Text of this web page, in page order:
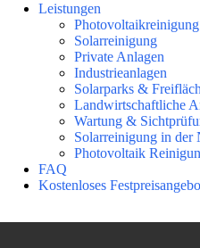
Leistungen
Photovoltaikreinigung
Solarreinigung
Private Anlagen
Industrieanlagen
Solarparks &
Landwirtschaftliche
Wartung &
Solarreinigung in der
Photovoltaik
FAQ
Kostenloses